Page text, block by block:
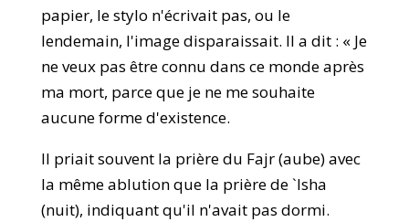
papier, le stylo n'écrivait pas, ou le
lendemain, l'image disparaissait. Il a dit : « Je
ne veux pas être connu dans ce monde après
ma mort, parce que je ne me souhaite
aucune forme d'existence.
Il priait souvent la prière du Fajr (aube) avec
la même ablution que la prière de `Isha
(nuit), indiquant qu'il n'avait pas dormi.